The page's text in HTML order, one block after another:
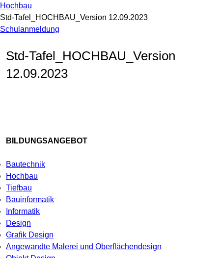
Hochbau
Std-Tafel_HOCHBAU_Version 12.09.2023
Schulanmeldung
Std-Tafel_HOCHBAU_Version
12.09.2023
BILDUNGSANGEBOT
Bautechnik
Hochbau
Tiefbau
Bauinformatik
Informatik
Design
Grafik Design
Angewandte Malerei und Oberflächendesign